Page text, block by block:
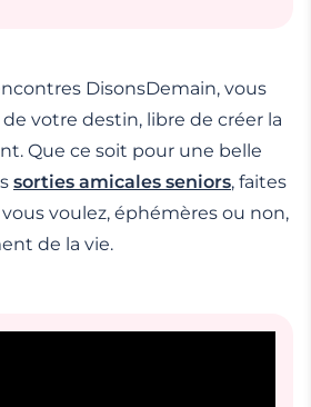
DisonsDemain, vous
votre destin, libre de créer la
Que ce soit pour une belle
sorties amicales seniors, faites
voulez, éphémères ou non,
de la vie.